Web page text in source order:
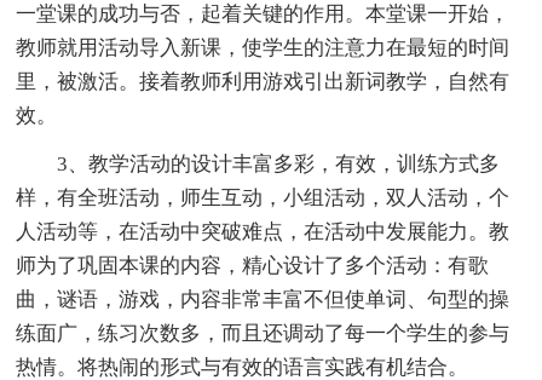
一堂课的成功与否，起着关键的作用。本堂课一开始，
教师就用活动导入新课，使学生的注意力在最短的时间
里，被激活。接着教师利用游戏引出新词教学，自然有
效。
3、教学活动的设计丰富多彩，有效，训练方式多
样，有全班活动，师生互动，小组活动，双人活动，个
人活动等，在活动中突破难点，在活动中发展能力。教
师为了巩固本课的内容，精心设计了多个活动：有歌
曲，谜语，游戏，内容非常丰富不但使单词、句型的操
练面广，练习次数多，而且还调动了每一个学生的参与
热情。将热闹的形式与有效的语言实践有机结合。